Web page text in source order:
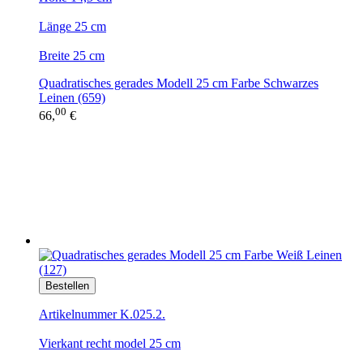
Länge 25 cm
Breite 25 cm
Quadratisches gerades Modell 25 cm Farbe Schwarzes
Leinen (659)
66,00 €
Bestellen
Artikelnummer K.025.2.
Vierkant recht model 25 cm